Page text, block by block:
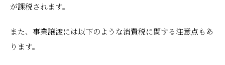
が課税されます。
また、事業譲渡には以下のような消費税に関する注意点もあ
ります。